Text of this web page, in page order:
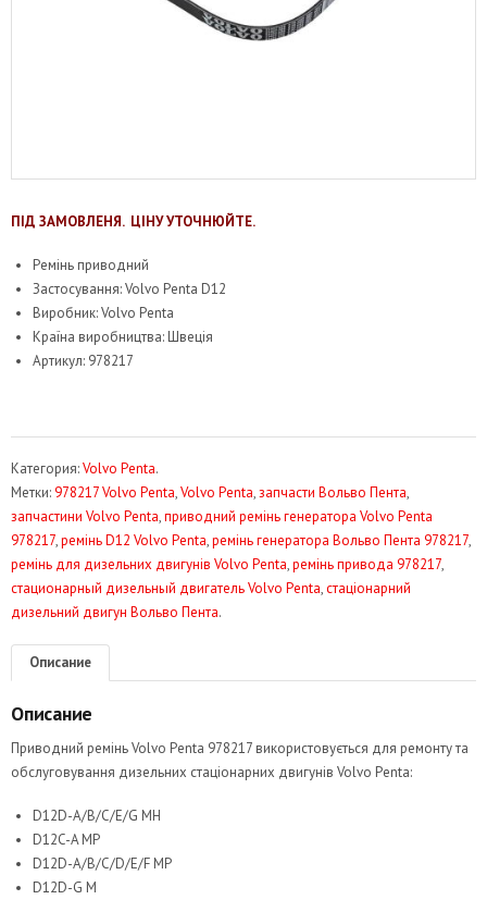
ПІД ЗАМОВЛЕНЯ. ЦІНУ УТОЧНЮЙТЕ.
Ремінь приводний
Застосування: Volvo Penta D12
Виробник: Volvo Penta
Країна виробництва: Швеція
Артикул: 978217
Категория:Volvo Penta.
Метки: 978217 Volvo Penta,Volvo Penta,запчасти Вольво Пента,
запчастини Volvo Penta,приводний ремінь генератора Volvo Penta
978217,ремінь D12 Volvo Penta,ремінь генератора Вольво Пента 978217,
ремінь для дизельних двигунів Volvo Penta,ремінь привода 978217,
стационарный дизельный двигатель Volvo Penta,стаціонарний
дизельний двигун Вольво Пента.
Описание
Описание
Приводний ремінь Volvo Penta 978217 використовується для ремонту та
обслуговування дизельних стаціонарних двигунів Volvo Penta:
D12D-A/B/C/E/G MH
D12C-A MP
D12D-A/B/C/D/E/F MP
D12D-G M